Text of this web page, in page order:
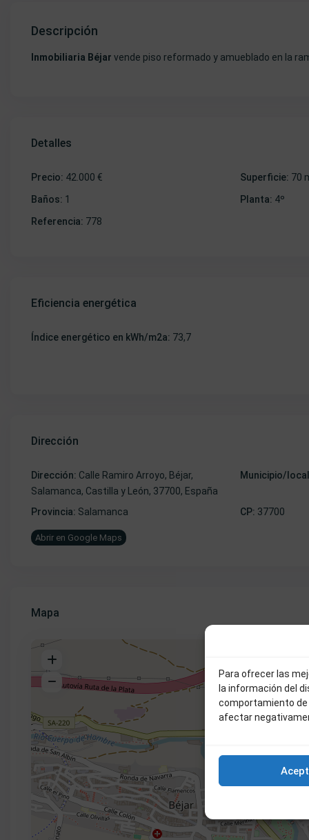
Para ofrecer las
la información del
comportamiento de
afectar
Descripción
Inmobiliaria Béjar vende piso reformado y amueblado en la
Detalles
Precio: 42.000 € Superficie: 70
Baños: 1 Planta: 4º
Referencia: 778
Eficiencia energética
Índice energético en kWh/m2a: 73,7
Dirección
Dirección: Calle Ramiro Arroyo, Béjar,
Salamanca, Castilla y León, 37700, España
Municipio/
Provincia: Salamanca CP: 37700
Abrir en Google Maps
Mapa